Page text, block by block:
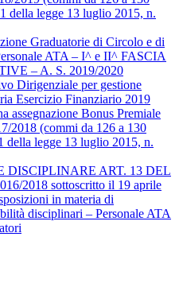
della legge 13 luglio 2015, n.
Graduatorie di Circolo e di
ATA – I^ e II^ FASCIA
– A. S. 2019/2020
Dirigenziale per gestione
Esercizio Finanziario 2019
assegnazione Bonus Premiale
2018 (commi da 126 a 130
della legge 13 luglio 2015, n.
DISCIPLINARE ART. 13 DEL
2018 sottoscritto il 19 aprile
in materia di
disciplinari – Personale ATA